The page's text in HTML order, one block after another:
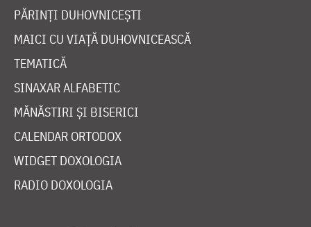
PĂRINȚI DUHOVNICEȘTI
MAICI CU VIAȚĂ DUHOVNICEASCĂ
TEMATICĂ
SINAXAR ALFABETIC
MĂNĂSTIRI ȘI BISERICI
CALENDAR ORTODOX
WIDGET DOXOLOGIA
RADIO DOXOLOGIA